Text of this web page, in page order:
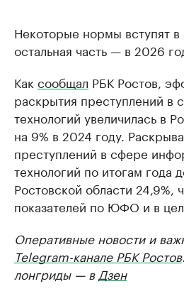
Некоторые нормы вступят в
остальная часть — в 2026
Как сообщал РБК Ростов,
раскрытия преступлений в
технологий увеличилась в
на 9% в 2024 году.
преступлений в сфере
технологий по итогам года
Ростовской области 24,9%,
показателей по ЮФО и в
Оперативные новости и
Telegram-канале РБК Ростов
лонгриды — в Дзен